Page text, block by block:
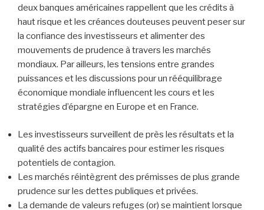
deux banques américaines rappellent que les crédits à
haut risque et les créances douteuses peuvent peser sur
la confiance des investisseurs et alimenter des
mouvements de prudence à travers les marchés
mondiaux. Par ailleurs, les tensions entre grandes
puissances et les discussions pour un rééquilibrage
économique mondiale influencent les cours et les
stratégies d’épargne en Europe et en France.
Les investisseurs surveillent de près les résultats et la
qualité des actifs bancaires pour estimer les risques
potentiels de contagion.
Les marchés réintègrent des prémisses de plus grande
prudence sur les dettes publiques et privées.
La demande de valeurs refuges (or) se maintient lorsque